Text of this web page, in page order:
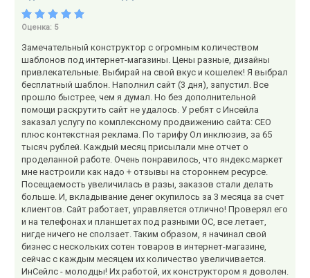
Оценка: 5
Замечательный конструктор с огромным количеством
шаблонов под интернет-магазины. Цены разные, дизайны
привлекательные. Выбирай на свой вкус и кошелек! Я выбрал
бесплатный шаблон. Наполнил сайт (3 дня), запустил. Все
прошло быстрее, чем я думал. Но без дополнительной
помощи раскрутить сайт не удалось. У ребят с Инсейла
заказал услугу по комплексному продвижению сайта: СЕО
плюс контекстная реклама. По тарифу Ол инклюзив, за 65
тысяч рублей. Каждый месяц присылали мне отчет о
проделанной работе. Очень понравилось, что яндекс.маркет
мне настроили как надо + отзывы на стороннем ресурсе.
Посещаемость увеличилась в разы, заказов стали делать
больше. И, вкладывание денег окупилось за 3 месяца за счет
клиентов. Сайт работает, управляется отлично! Проверял его
и на телефонах и планшетах под разными ОС, все летает,
нигде ничего не сползает. Таким образом, я начинал свой
бизнес с нескольких сотен товаров в интернет-магазине,
сейчас с каждым месяцем их количество увеличивается.
ИнСейлс - молодцы! Их работой, их конструктором я доволен.